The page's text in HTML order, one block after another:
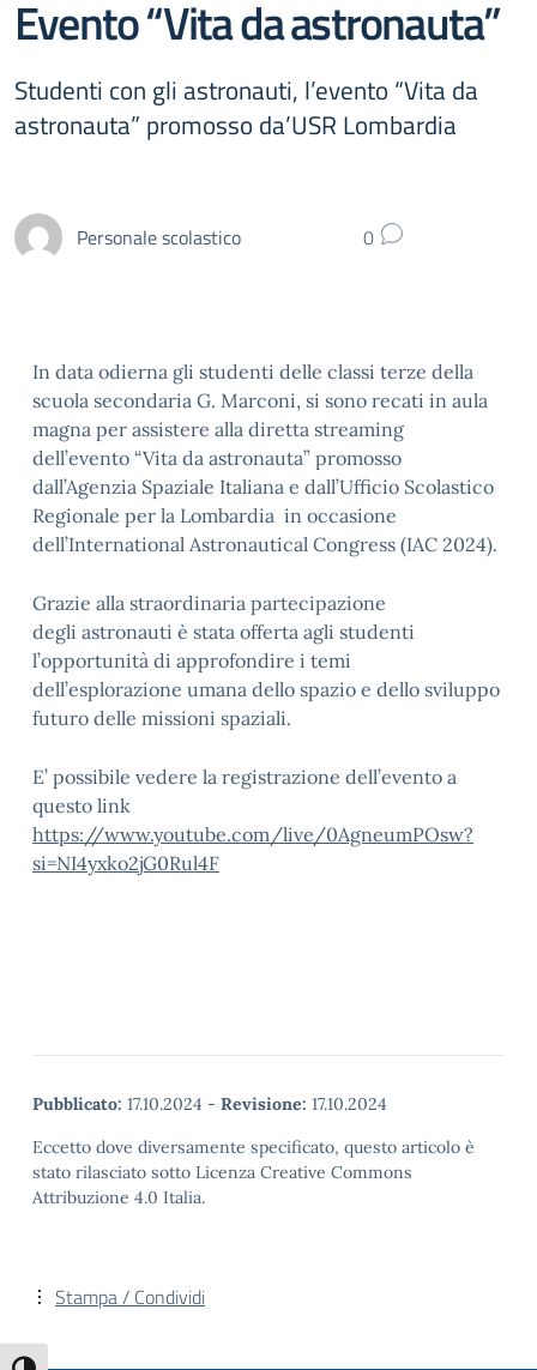
Evento “Vita da astronauta”
Studenti con gli astronauti, l’evento “Vita da
astronauta” promosso da’USR Lombardia
Personale scolastico 0
In data odierna gli studenti delle classi terze della
scuola secondaria G. Marconi, si sono recati in aula
magna per assistere alla diretta streaming
dell’evento “Vita da astronauta” promosso
dall’Agenzia Spaziale Italiana e dall’Ufficio Scolastico
Regionale per la Lombardia in occasione
dell’International Astronautical Congress (IAC 2024).
Grazie alla straordinaria partecipazione
degli astronauti è stata offerta agli studenti
l’opportunità di approfondire i temi
dell’esplorazione umana dello spazio e dello sviluppo
futuro delle missioni spaziali.
E’ possibile vedere la registrazione dell’evento a
questo link
https://www.youtube.com/live/0AgneumPOsw?
si=NI4yxko2jG0Rul4F
Pubblicato: 17.10.2024 - Revisione: 17.10.2024
Eccetto dove diversamente specificato, questo articolo è
stato rilasciato sotto Licenza Creative Commons
Attribuzione 4.0 Italia.
Stampa / Condividi